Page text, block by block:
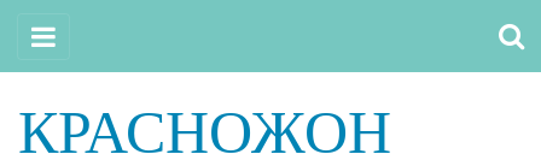
КРАСНОЖОН